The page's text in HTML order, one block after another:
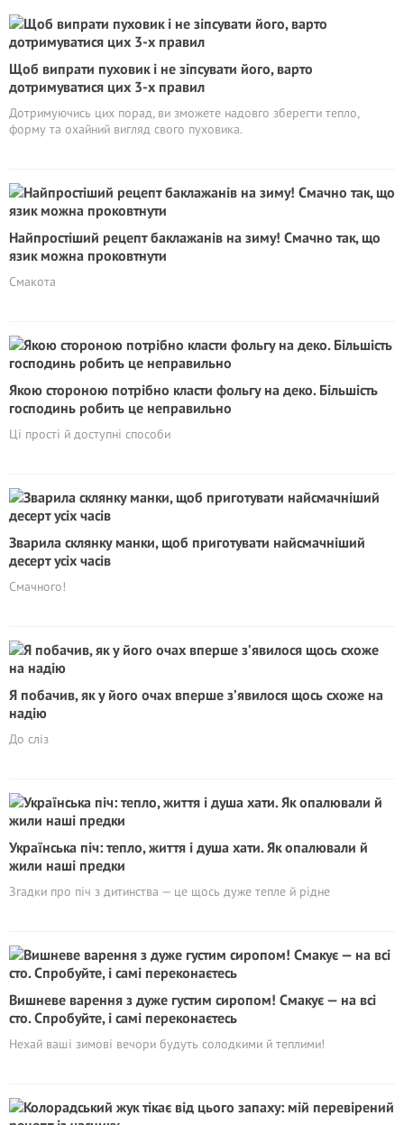
Щоб випрати пуховик і не зіпсувати його, варто
дотримуватися цих 3-х правил
Дотримуючись цих порад, ви зможете надовго зберегти тепло,
форму та охайний вигляд свого пуховика.
Найпростіший рецепт баклажанів на зиму! Смачно так, що
язик можна проковтнути
Смакота
Якою стороною потрібно класти фольгу на деко. Більшість
господинь робить це неправильно
Ці прості й доступні способи
Зварила склянку манки, щоб приготувати найсмачніший
десерт усіх часів
Смачного!
Я побачив, як у його очах вперше з’явилося щось схоже на
надію
До сліз
Українська піч: тепло, життя і душа хати. Як опалювали й
жили наші предки
Згадки про піч з дитинства — це щось дуже тепле й рідне
Вишневе варення з дуже густим сиропом! Смакує — на всі
сто. Спробуйте, і самі переконаєтесь
Нехай ваші зимові вечори будуть солодкими й теплими!